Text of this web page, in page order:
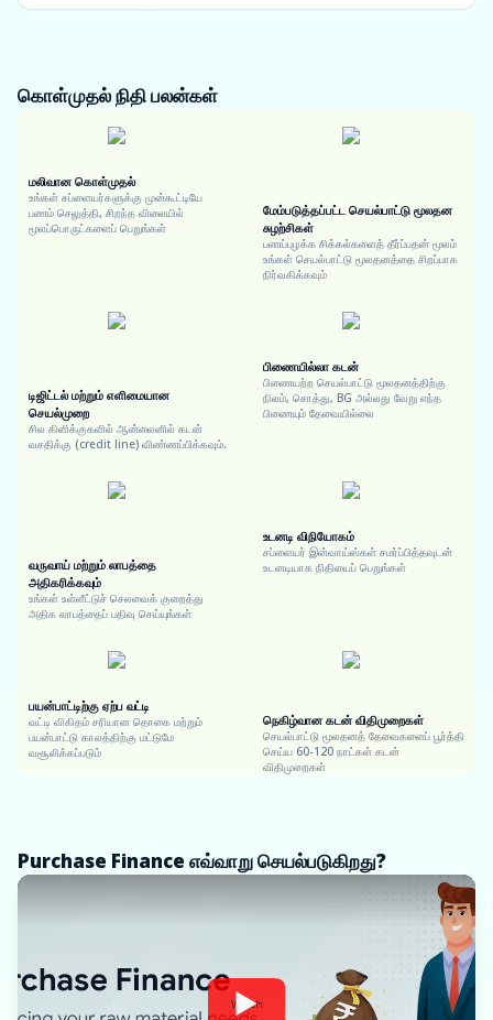
கொள்முதல் நிதிபலன்கள்
மலிவான கொள்முதல்
உங்கள் சப்ளையர்களுக்கு முன்கூட்டியே
பணம் செலுத்தி, சிறந்த விலையில்
மூலப்பொருட்களைப் பெறுங்கள்
மேம்படுத்தப்பட்ட செயல்பாட்டு மூலதன
சுழற்சிகள்
பணப்புழக்க சிக்கல்களைத் தீர்ப்பதன் மூலம்
உங்கள் செயல்பாட்டு மூலதனத்தை சிறப்பாக
நிர்வகிக்கவும்
டிஜிட்டல் மற்றும் எளிமையான
செயல்முறை
சில கிளிக்குகளில் ஆன்லைனில் கடன்
வசதிக்கு (credit line) விண்ணப்பிக்கவும்.
பிணையில்லா கடன்
பிணையற்ற செயல்பாட்டு மூலதனத்திற்கு
நிலம், சொத்து, BG அல்லது வேறு எந்த
பிணையும் தேவையில்லை
வருவாய் மற்றும் லாபத்தை
அதிகரிக்கவும்
உங்கள் உள்ளீட்டுச் செலவைக் குறைத்து
அதிக லாபத்தைப் பதிவு செய்யுங்கள்
உடனடி விநியோகம்
சப்ளையர் இன்வாய்ஸ்கள் சமர்ப்பித்தவுடன்
உடனடியாக நிதியைப் பெறுங்கள்
பயன்பாட்டிற்கு ஏற்ப வட்டி
வட்டி விகிதம் சரியான தொகை மற்றும்
பயன்பாட்டு காலத்திற்கு மட்டுமே
வசூலிக்கப்படும்
நெகிழ்வான கடன் விதிமுறைகள்
செயல்பாட்டு மூலதனத் தேவைகளைப் பூர்த்தி
செய்ய 60-120 நாட்கள் கடன்
விதிமுறைகள்
Purchase Finance எவ்வாறு செயல்படுகிறது?
Watch